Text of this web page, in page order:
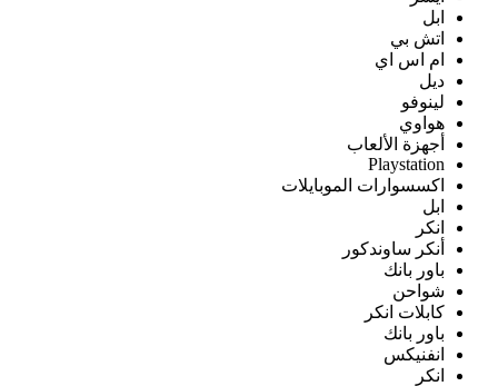
ابل
اتش بي
ام اس اي
ديل
لينوفو
هواوي
أجهزة الألعاب
Playstation
اكسسوارات الموبايلات
ابل
انكر
أنكر ساوندكور
باور بانك
شواحن
كابلات انكر
باور بانك
انفنيكس
انكر